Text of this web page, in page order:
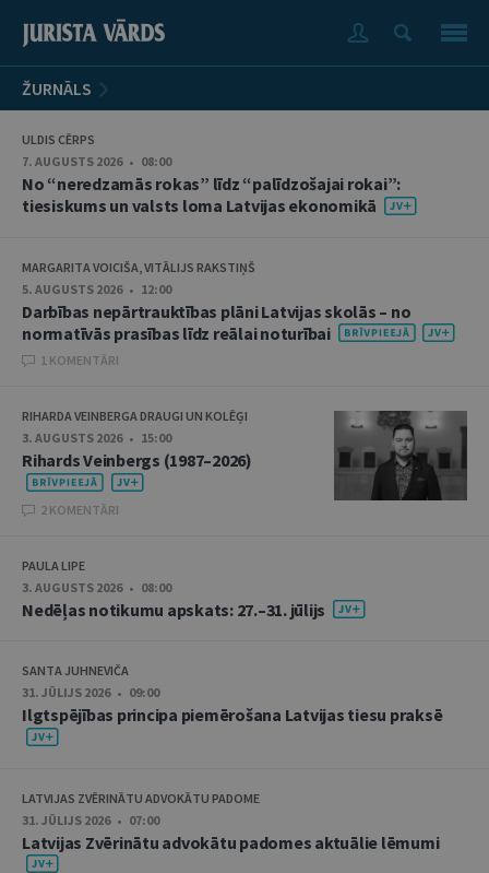
ŽURNĀLS
ULDIS CĒRPS
7. AUGUSTS 2026 • 08:00
No “neredzamās rokas” līdz “palīdzošajai rokai”:
tiesiskums un valsts loma Latvijas ekonomikā
MARGARITA VOICIŠA, VITĀLIJS RAKSTIŅŠ
5. AUGUSTS 2026 • 12:00
Darbības nepārtrauktības plāni Latvijas skolās – no
normatīvās prasības līdz reālai noturībai
1 KOMENTĀRI
RIHARDA VEINBERGA DRAUGI UN KOLĒĢI
3. AUGUSTS 2026 • 15:00
Rihards Veinbergs (1987–2026)
2 KOMENTĀRI
PAULA LIPE
3. AUGUSTS 2026 • 08:00
Nedēļas notikumu apskats: 27.–31. jūlijs
SANTA JUHNEVIČA
31. JŪLIJS 2026 • 09:00
Ilgtspējības principa piemērošana Latvijas tiesu praksē
LATVIJAS ZVĒRINĀTU ADVOKĀTU PADOME
31. JŪLIJS 2026 • 07:00
Latvijas Zvērinātu advokātu padomes aktuālie lēmumi